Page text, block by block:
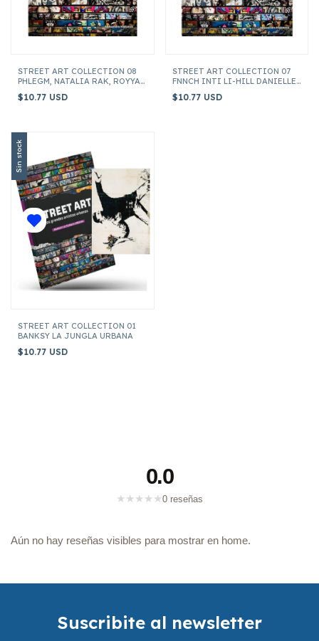
STREET ART COLLECTION 08
PHLEGM, NATALIA RAK, ROYYAL
$10.77 USD
STREET ART COLLECTION 07
FNNCH INTI LI-HILL DANIELLE
$10.77 USD
Sin stock
STREET ART COLLECTION 01
BANKSY LA JUNGLA URBANA
$10.77 USD
0.0
★ ★ ★ ★ ★0 reseñas
Aún no hay reseñas visibles para mostrar en home.
Suscribite al newsletter